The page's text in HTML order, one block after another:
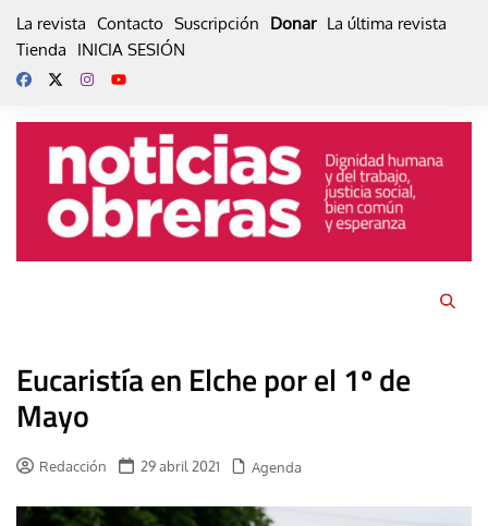
La revista Contacto Suscripción Donar La última revista
Tienda
INICIA SESIÓN
Eucaristía en Elche por el 1º de
Mayo
Redacción 29 abril 2021 Agenda